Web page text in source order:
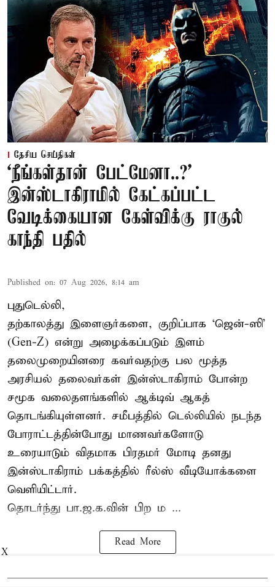
தேசிய செய்திகள்
‘நீங்கள்தான் பேட்மேனா..?’
இன்ஸ்டாகிராமில் கேட்கப்பட்ட
வேடிக்கையான கேள்விக்கு ராகுல்
காந்தி பதில்
Published on: 07 Aug 2026, 8:14 am
புதுடெல்லி,
தற்காலத்து இளைஞர்களை, குறிப்பாக ‘ஜென்-ஸி’
(Gen-Z) என்று அழைக்கப்படும் இளம்
தலைமுறையினரை கவர்வதற்கு பல மூத்த
அரசியல் தலைவர்கள் இன்ஸ்டாகிராம் போன்ற
சமூக வலைதளங்களில் ஆக்டிவ் ஆகத்
தொடங்கியுள்ளனர். சமீபத்தில் டெல்லியில் நடந்த
போராட்டத்தின்போது மாணவர்களோடு
உரையாடும் விதமாக பிரதமர் மோடி தனது
இன்ஸ்டாகிராம் பக்கத்தில் ரீல்ஸ் வீடியோக்களை
வெளியிட்டார்.
தொடர்ந்து பா.ஜ.க.வின் பிற ம ...
Read More
X